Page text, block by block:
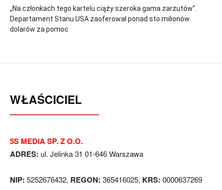
„Na członkach tego kartelu ciąży szeroka gama zarzutów”.
Departament Stanu USA zaoferował ponad sto milionów
dolarów za pomoc
WŁAŚCICIEL
5S MEDIA SP. Z O.O.
ADRES: ul. Jelinka 31 01-646 Warszawa
NIP: 5252676432, REGON: 365416025, KRS: 0000637269